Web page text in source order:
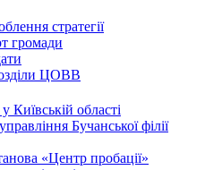
стратегії
громади
ЦОВВ
області
Бучанської філії
«Центр пробації»